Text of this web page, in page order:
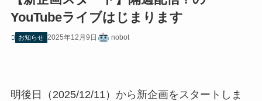
YouTubeライブはじまります
お知らせ 2025年12月9日 nobot
明後日（2025/12/11）から新企画をスタートしま